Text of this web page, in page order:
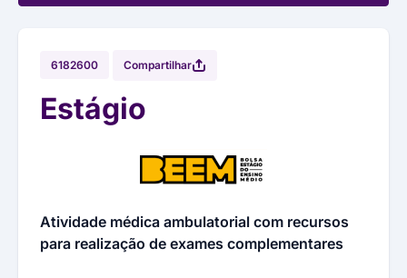
6182600 Compartilhar
Estágio
Atividade médica ambulatorial com recursos
para realização de exames complementares